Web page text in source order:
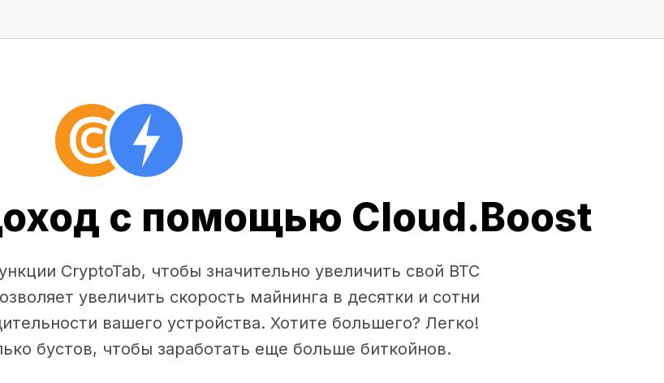
с помощью Cloud.Boost
CryptoTab, чтобы значительно увеличить свой BTC
увеличить скорость майнинга в десятки и сотни
вашего устройства. Хотите большего? Легко!
бустов, чтобы заработать еще больше биткойнов.